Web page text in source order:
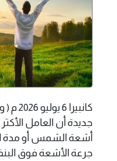
جديدة أن العامل
أشعة الشمس أو مدة
جرعة الأشعة فوق